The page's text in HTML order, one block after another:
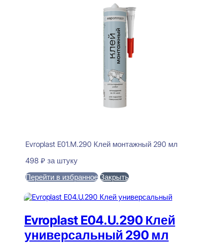
Evroplast E01.M.290 Клей монтажный 290 мл
498 ₽ за штуку
Перейти в избранное Закрыть
Evroplast E04.U.290 Клей
универсальный 290 мл